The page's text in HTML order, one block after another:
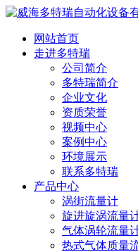
网站首页
走进多特瑞
公司简介
多特瑞简介
企业文化
资质荣誉
视频中心
案例中心
环境展示
联系多特瑞
产品中心
涡街流量计
旋进旋涡流量
气体涡轮流量
热式气体质量